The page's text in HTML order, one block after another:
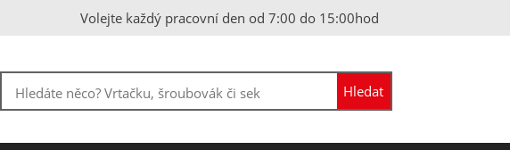
Volejte každý pracovní den od 7:00 do 15:00hod